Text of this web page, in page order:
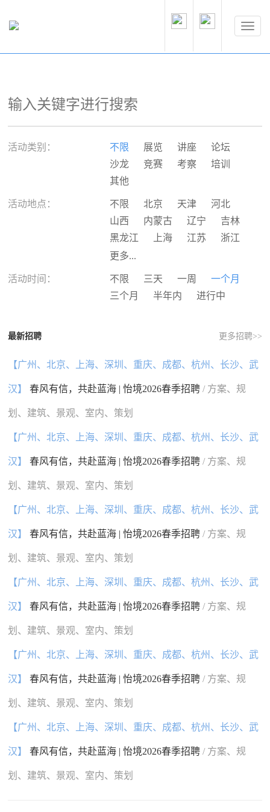
活动类别： 不限 展览 讲座
论坛
沙龙
竞赛 考察
培训
其他
活动地点： 不限 北京 天津
河北
山西
内蒙古 辽宁
吉林
黑龙江
上海 江苏
浙江
安徽
广东
广西
海南 重庆
四川
国外
更多...
活动时间： 不限 三天 一周
一个月
三个月
半年内 进行中
最新招聘 更多招聘>>
【广州、北京、上海、深圳、重庆、成都、杭州、长沙、武
汉】 春风有信，共赴蓝海 | 怡境2026春季招聘/ 方案、规
划、建筑、景观、室内、策划
【广州、北京、上海、深圳、重庆、成都、杭州、长沙、武
汉】 春风有信，共赴蓝海 | 怡境2026春季招聘/ 方案、规
划、建筑、景观、室内、策划
【广州、北京、上海、深圳、重庆、成都、杭州、长沙、武
汉】 春风有信，共赴蓝海 | 怡境2026春季招聘/ 方案、规
划、建筑、景观、室内、策划
【广州、北京、上海、深圳、重庆、成都、杭州、长沙、武
汉】 春风有信，共赴蓝海 | 怡境2026春季招聘/ 方案、规
划、建筑、景观、室内、策划
【广州、北京、上海、深圳、重庆、成都、杭州、长沙、武
汉】 春风有信，共赴蓝海 | 怡境2026春季招聘/ 方案、规
划、建筑、景观、室内、策划
【广州、北京、上海、深圳、重庆、成都、杭州、长沙、武
汉】 春风有信，共赴蓝海 | 怡境2026春季招聘/ 方案、规
划、建筑、景观、室内、策划